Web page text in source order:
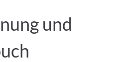
und